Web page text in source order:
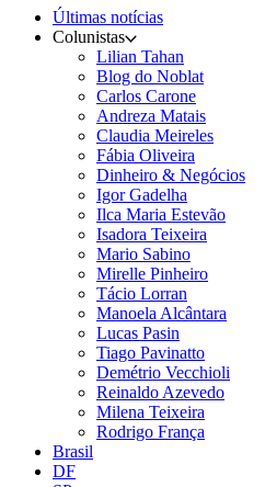
Últimas notícias
Colunistas
Lilian Tahan
Blog do Noblat
Carlos Carone
Andreza Matais
Claudia Meireles
Fábia Oliveira
Dinheiro & Negócios
Igor Gadelha
Ilca Maria Estevão
Isadora Teixeira
Mario Sabino
Mirelle Pinheiro
Tácio Lorran
Manoela Alcântara
Lucas Pasin
Tiago Pavinatto
Demétrio Vecchioli
Reinaldo Azevedo
Milena Teixeira
Rodrigo França
Brasil
DF